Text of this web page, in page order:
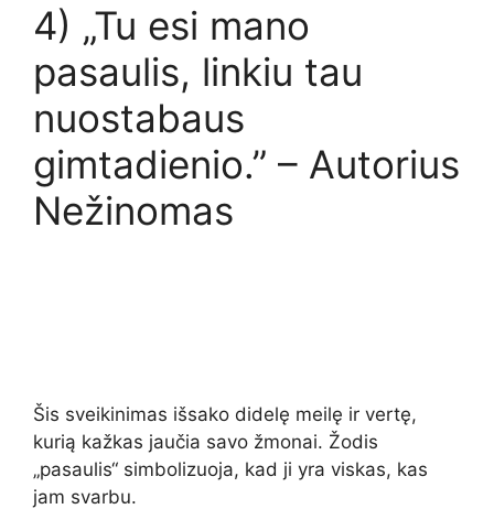
4) „Tu esi mano
pasaulis, linkiu tau
nuostabaus
gimtadienio.” – Autorius
Nežinomas
Šis sveikinimas išsako didelę meilę ir vertę,
kurią kažkas jaučia savo žmonai. Žodis
„pasaulis“ simbolizuoja, kad ji yra viskas, kas
jam svarbu.